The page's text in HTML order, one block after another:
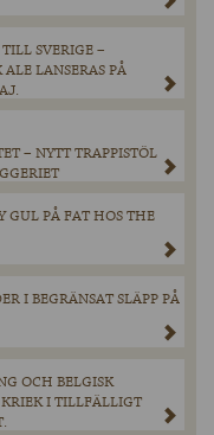
SVERIGE –
LANSERAS PÅ
– NYTT TRAPPISTÖL
GUL PÅ FAT HOS THE
I BEGRÄNSAT SLÄPP PÅ
OCH BELGISK
I TILLFÄLLIGT